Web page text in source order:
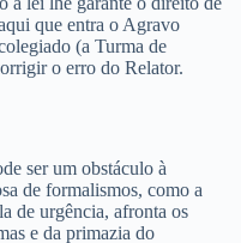
que entra o Agravo
(a Turma de
o erro do Relator.
ser um obstáculo à
de formalismos, como a
de urgência, afronta os
e da primazia do